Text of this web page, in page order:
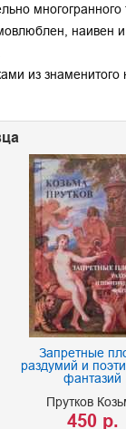
из
Запретные
раздумий и
фантазий
Прутков
450 р.